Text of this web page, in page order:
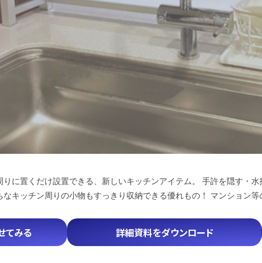
に置くだけ設置できる、新しいキッチンアイテム。 手許を隠す・
キッチン周りの小物もすっきり収納できる優れもの！ マンション等
てみる 詳細資料をダウンロード